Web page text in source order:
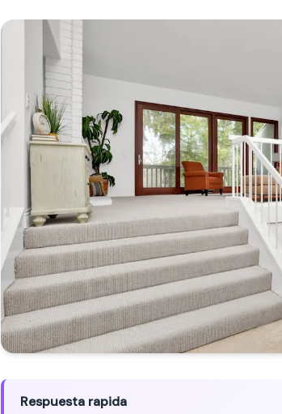
Respuesta rapida